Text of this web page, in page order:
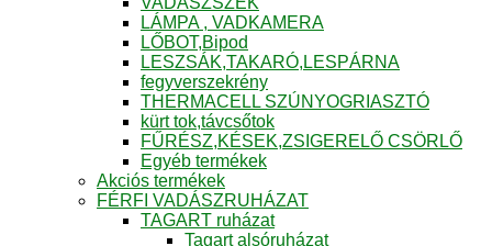
LÁMPA , VADKAMERA
LŐBOT,Bipod
LESZSÁK,TAKARÓ,LESPÁRNA
fegyverszekrény
THERMACELL SZÚNYOGRIASZTÓ
kürt tok,távcsőtok
FŰRÉSZ,KÉSEK,ZSIGERELŐ CSÖRLŐ
Egyéb termékek
Akciós termékek
FÉRFI VADÁSZRUHÁZAT
TAGART ruházat
Tagart alsóruházat